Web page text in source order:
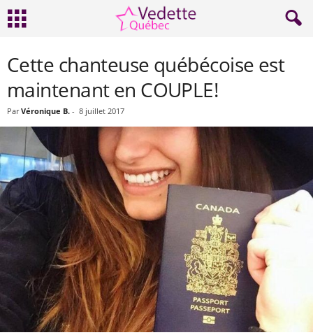
Cette chanteuse québécoise est
maintenant en COUPLE!
Par Véronique B. - 8 juillet 2017